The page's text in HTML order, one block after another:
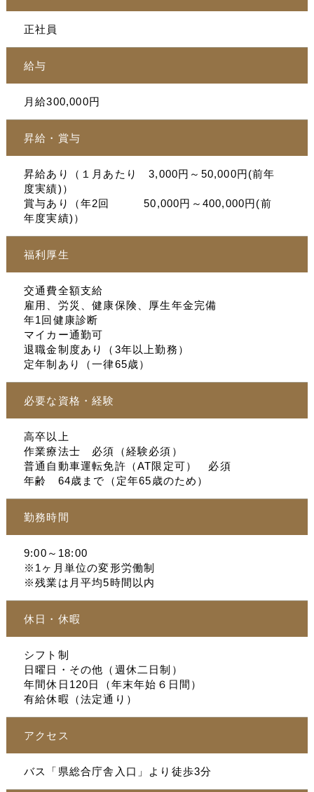
正社員
給与
月給300,000円
昇給・賞与
昇給あり（１月あたり 3,000円～50,000円(前年
度実績)）
賞与あり（年2回 50,000円～400,000円(前
年度実績)）
福利厚生
交通費全額支給
雇用、労災、健康保険、厚生年金完備
年1回健康診断
マイカー通勤可
退職金制度あり（3年以上勤務）
定年制あり（一律65歳）
必要な資格・経験
高卒以上
作業療法士 必須（経験必須）
普通自動車運転免許（AT限定可） 必須
年齢 64歳まで（定年65歳のため）
勤務時間
9:00～18:00
※1ヶ月単位の変形労働制
※残業は月平均5時間以内
休日・休暇
シフト制
日曜日・その他（週休二日制）
年間休日120日（年末年始６日間）
有給休暇（法定通り）
アクセス
バス「県総合庁舎入口」より徒歩3分